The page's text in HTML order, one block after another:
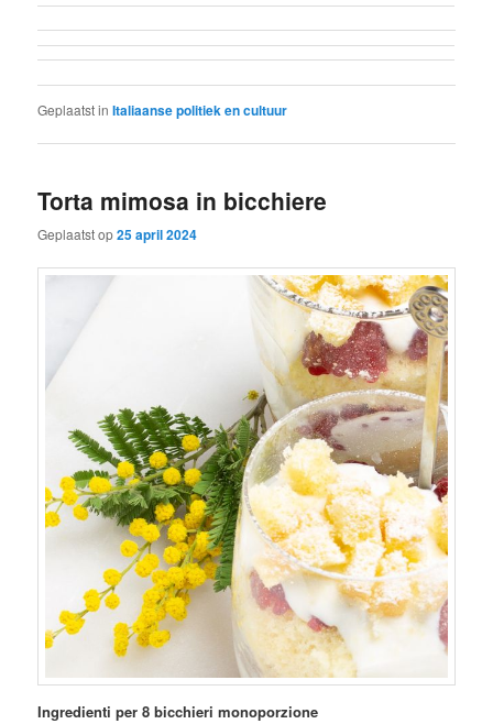
Geplaatst in Italiaanse politiek en cultuur
Torta mimosa in bicchiere
Geplaatst op25 april 2024
Ingredienti per 8 bicchieri monoporzione